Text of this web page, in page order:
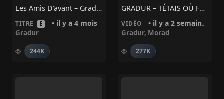
Les Amis D’avant – Gradur
TITRE E • il y a 4 mois
Gradur
244K
GRADUR – TÉTAIS OÙ FEAT MORAD
VIDÉO • il y a 2 semaines
Gradur, Morad
277K